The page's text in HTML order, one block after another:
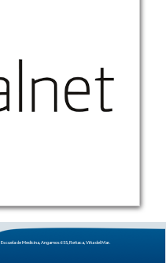
Escuela de Medicina, Angamos 655, Reñaca, Viña del Mar.